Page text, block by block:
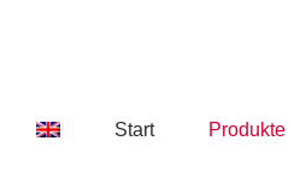
Start Produkte